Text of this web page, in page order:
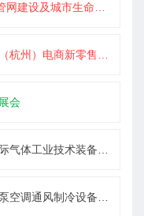
及城市生命安全线展览会
）电商新零售品牌博览会
会
技术装备博览会6月18日举办
制冷设备博览会6月18举办